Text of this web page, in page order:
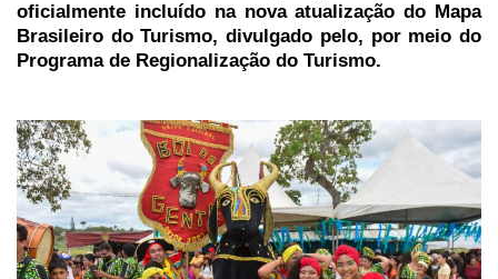
oficialmente incluído na nova atualização do Mapa
Brasileiro do Turismo, divulgado pelo, por meio do
Programa de Regionalização do Turismo.